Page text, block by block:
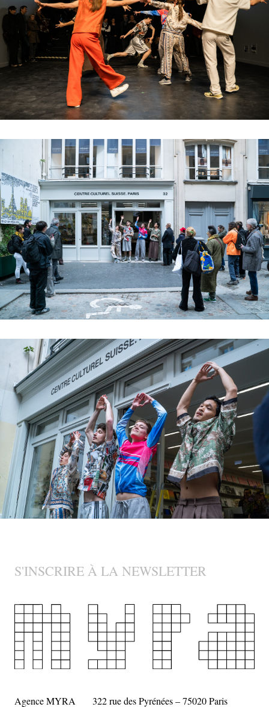
S'INSCRIRE À LA NEWSLETTER
Agence MYRA 322 rue des Pyrénées – 75020 Paris